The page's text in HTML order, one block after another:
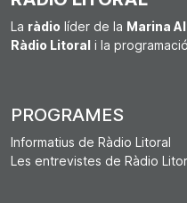
La ràdio líder de la Marina
Ràdio Litoral i la
PROGRAMES
Informatius de Ràdio Litoral
Les entrevistes de Ràdio